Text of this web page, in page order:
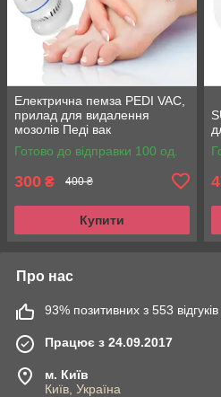
Електрична пемза PEDI VAC,
прилад для видалення
мозолів Педі вак
Готово до відправки 100 од.
300 ₴ 400 ₴
Купити
Про нас
93% позитивних з 553 відгуків
Працює з 24.09.2017
м. Київ
Київ, Україна